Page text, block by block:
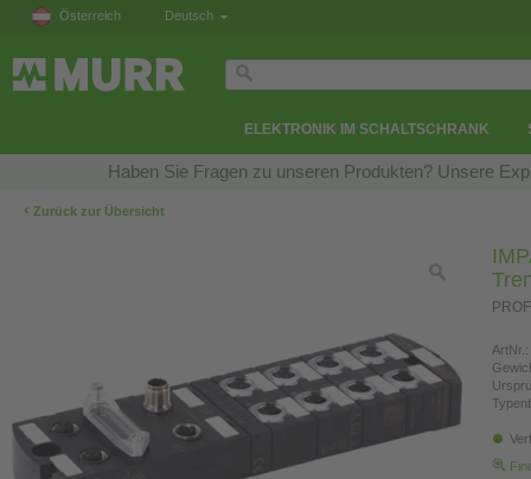
Österreich Deutsch
ELEKTRONIK IM SCHALTSCHRANK
Haben Sie Fragen zu unseren Produkten? Unsere
‹ Zurück zur Übersicht
ArtNr.: